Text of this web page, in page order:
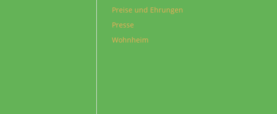
Preise und Ehrungen
Presse
Wohnheim